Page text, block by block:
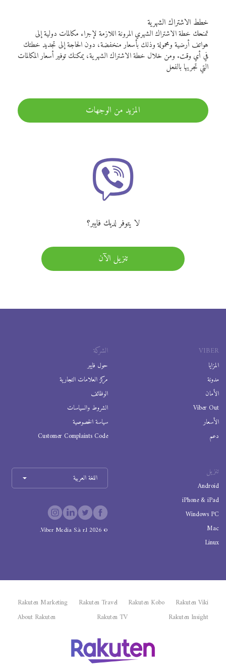
خطط الاشتراك الشهرية
تمنحك خطة الاشتراك الشهري المرونة اللازمة لإجراء مكالمات دولية إلى
هواتف أرضية ومحمولة وذلك بأسعار منخفضة، دون الحاجة إلى تجديد خطتك
في أي وقت. ومن خلال خطة الاشتراك الشهرية، يمكنك توفير أسعار المكالمات
التي تجريها بالفعل
المزيد من الوجهات
لا يتوفر لديك فايبر؟
تنزيل الآن
VIBER
المزايا
مدونة
الأمان
Viber Out
الأسعار
دعم
الشركة
حول فايبر
مركز العلامات التجارية
الوظائف
الشروط والسياسات
سياسة الخصوصية
Customer Complaints Code
تنزيل
Android
iPhone & iPad
Windows PC
Mac
Linux
اللغة العربية
©
2026
Viber Media S.à r.l.
Rakuten Viki
Rakuten Kobo
Rakuten Travel
Rakuten Marketing
Rakuten Insight
Rakuten TV
About Rakuten